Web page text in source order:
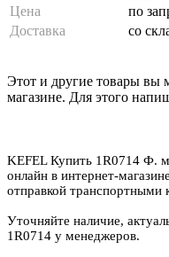
Цена
по
Доставка
со
Этот и другие товары вы
магазине. Для этого
KEFEL Купить 1R0714 Ф.
онлайн в интернет-
отправкой транспортными
Уточняйте наличие,
1R0714 у менеджеров.